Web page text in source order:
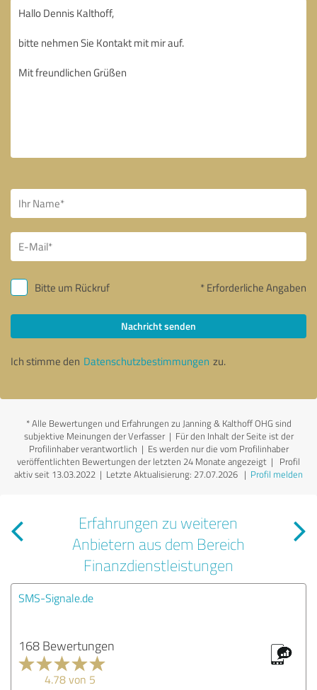
Bitte um Rückruf * Erforderliche Angaben
Nachricht senden
Ich stimme den Datenschutzbestimmungen zu.
*Alle Bewertungen und Erfahrungen zu Janning & Kalthoff OHG sind
subjektive Meinungen der Verfasser | Für den Inhalt der Seite ist der
Profilinhaber verantwortlich | Es werden nur die vom Profilinhaber
veröffentlichten Bewertungen der letzten 24 Monate angezeigt | Profil
aktiv seit 13.03.2022 | Letzte Aktualisierung: 27.07.2026 | Profil melden
Erfahrungen zu weiteren
Anbietern aus dem Bereich
Finanzdienstleistungen
SMS-Signale.de
168 Bewertungen
4.78 von 5